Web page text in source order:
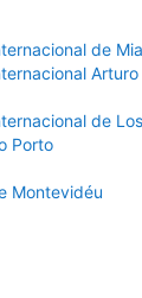
de
Arturo
de
Porto
Montevidéu